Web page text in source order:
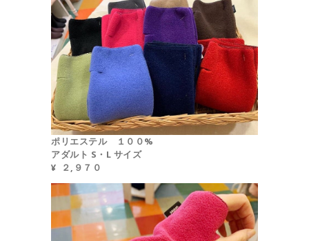
ポリエステル １００%
アダルト S・L サイズ
¥ ２,９７０